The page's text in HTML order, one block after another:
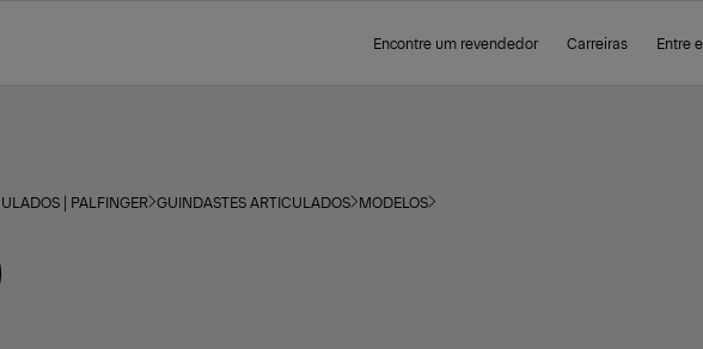
Encontre um revendedor Carreiras Entre
| PALFINGER GUINDASTES ARTICULADOS MODELOS